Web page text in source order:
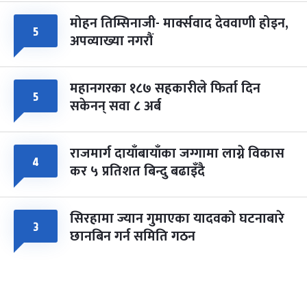
५ मोहन तिम्सिनाजी- मार्क्सवाद देववाणी होइन,
अपव्याख्या नगरौं
५ महानगरका १८७ सहकारीले फिर्ता दिन
सकेनन् सवा ८ अर्ब
४ राजमार्ग दायाँबायाँका जग्गामा लाग्ने विकास
कर ५ प्रतिशत बिन्दु बढाइँदै
३ सिरहामा ज्यान गुमाएका यादवको घटनाबारे
छानबिन गर्न समिति गठन